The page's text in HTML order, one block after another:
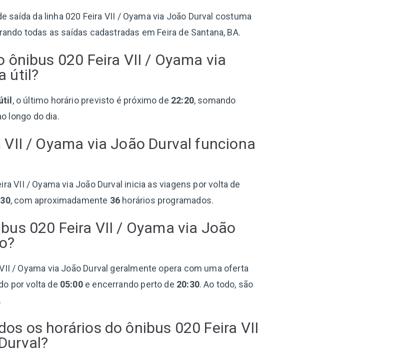
saída da linha 020 Feira VII / Oyama via João Durval costuma
todas as saídas cadastradas em Feira de Santana, BA.
ônibus 020 Feira VII / Oyama via
útil?
, o último horário previsto é próximo de 22:20, somando
longo do dia.
VII / Oyama via João Durval funciona
VII / Oyama via João Durval inicia as viagens por volta de
, com aproximadamente 36 horários programados.
020 Feira VII / Oyama via João
/ Oyama via João Durval geralmente opera com uma oferta
por volta de 05:00e encerrando perto de 20:30. Ao todo, são
os horários do ônibus 020 Feira VII